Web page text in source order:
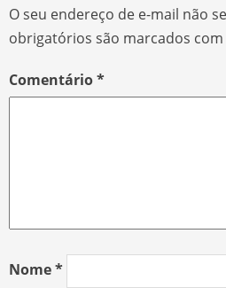
O seu endereço de e-mail não
obrigatórios são marcados com
Comentário*
Nome*